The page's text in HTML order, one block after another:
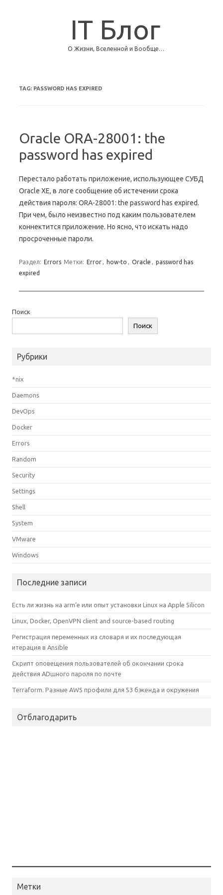
IT Блог
О Жизни, Вселенной и Вообще…
TAG: PASSWORD HAS EXPIRED
Oracle ORA-28001: the
password has expired
Перестало работать приложение, использующее СУБД
Oracle XE, в логе сообщение об истечении срока
действия пароля: ORA-28001: the password has expired.
При чем, было неизвестно под каким пользователем
коннектится приложение. Но ясно, что искать надо
просроченные пароли.
Раздел: Errors Метки: Error, how-to , Oracle , password has
expired
Поиск
Поиск
Рубрики
*nix
Daemons
DevOps
Docker
Errors
Random
Security
Settings
Shell
System
VMware
Windows
Последние записи
Есть ли жизнь на arm’е или опыт установки Linux на Apple Silicon
Linux, Docker, OpenVPN client and source-based routing
Регистрация переменных из словаря и их последующая
итерация в Ansible
Скрипт оповещения пользователей об окончании срока
действия ADшного пароля по почте
Terraform. Разные AWS профили для S3 бэкенда и окружения
Отблагодарить
Метки